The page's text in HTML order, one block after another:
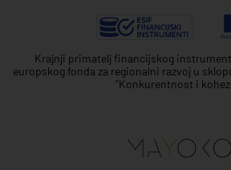
Krajnji primatelj financijskog
europskog fonda za regionalni razvoj u
"Konkurentnost i